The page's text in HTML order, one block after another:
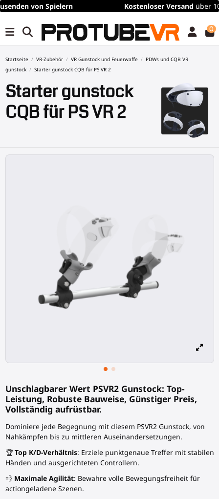
KostenloserVersand über 100€/115$ (zeitlich begrenzt)
0
Startseite VR-Zubehör VR Gunstock und Feuerwaffe
PDWs und CQB VR
gunstock
Starter gunstock CQB für PS VR 2
Starter gunstock
CQB für PS VR 2
Unschlagbarer Wert PSVR2 Gunstock: Top-
Leistung, Robuste Bauweise, Günstiger Preis,
Vollständig aufrüstbar.
Dominiere jede Begegnung mit diesem PSVR2 Gunstock, von
Nahkämpfen bis zu mittleren Auseinandersetzungen.
🏆 Top K/D-Verhältnis: Erziele punktgenaue Treffer mit stabilen
Händen und ausgerichteten Controllern.
💨 Maximale Agilität: Bewahre volle Bewegungsfreiheit für
actiongeladene Szenen.